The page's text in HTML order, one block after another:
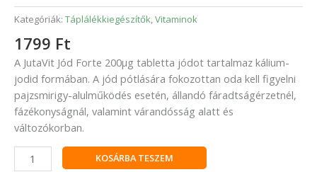
Kategóriák: Táplálékkiegészítők,Vitaminok
1799 Ft
A JutaVit Jód Forte 200µg tabletta jódot tartalmaz kálium-
jodid formában. A jód pótlására fokozottan oda kell figyelni
pajzsmirigy-alulműködés esetén, állandó fáradtságérzetnél,
fázékonyságnál, valamint várandósság alatt és
változókorban.
KOSÁRBA TESZEM